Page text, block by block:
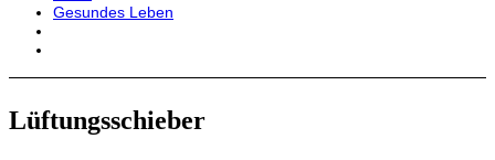
Gesundes Leben
Lüftungsschieber